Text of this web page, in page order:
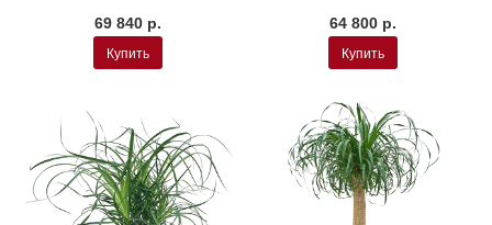
69 840 р.
Купить
64 800 р.
Купить